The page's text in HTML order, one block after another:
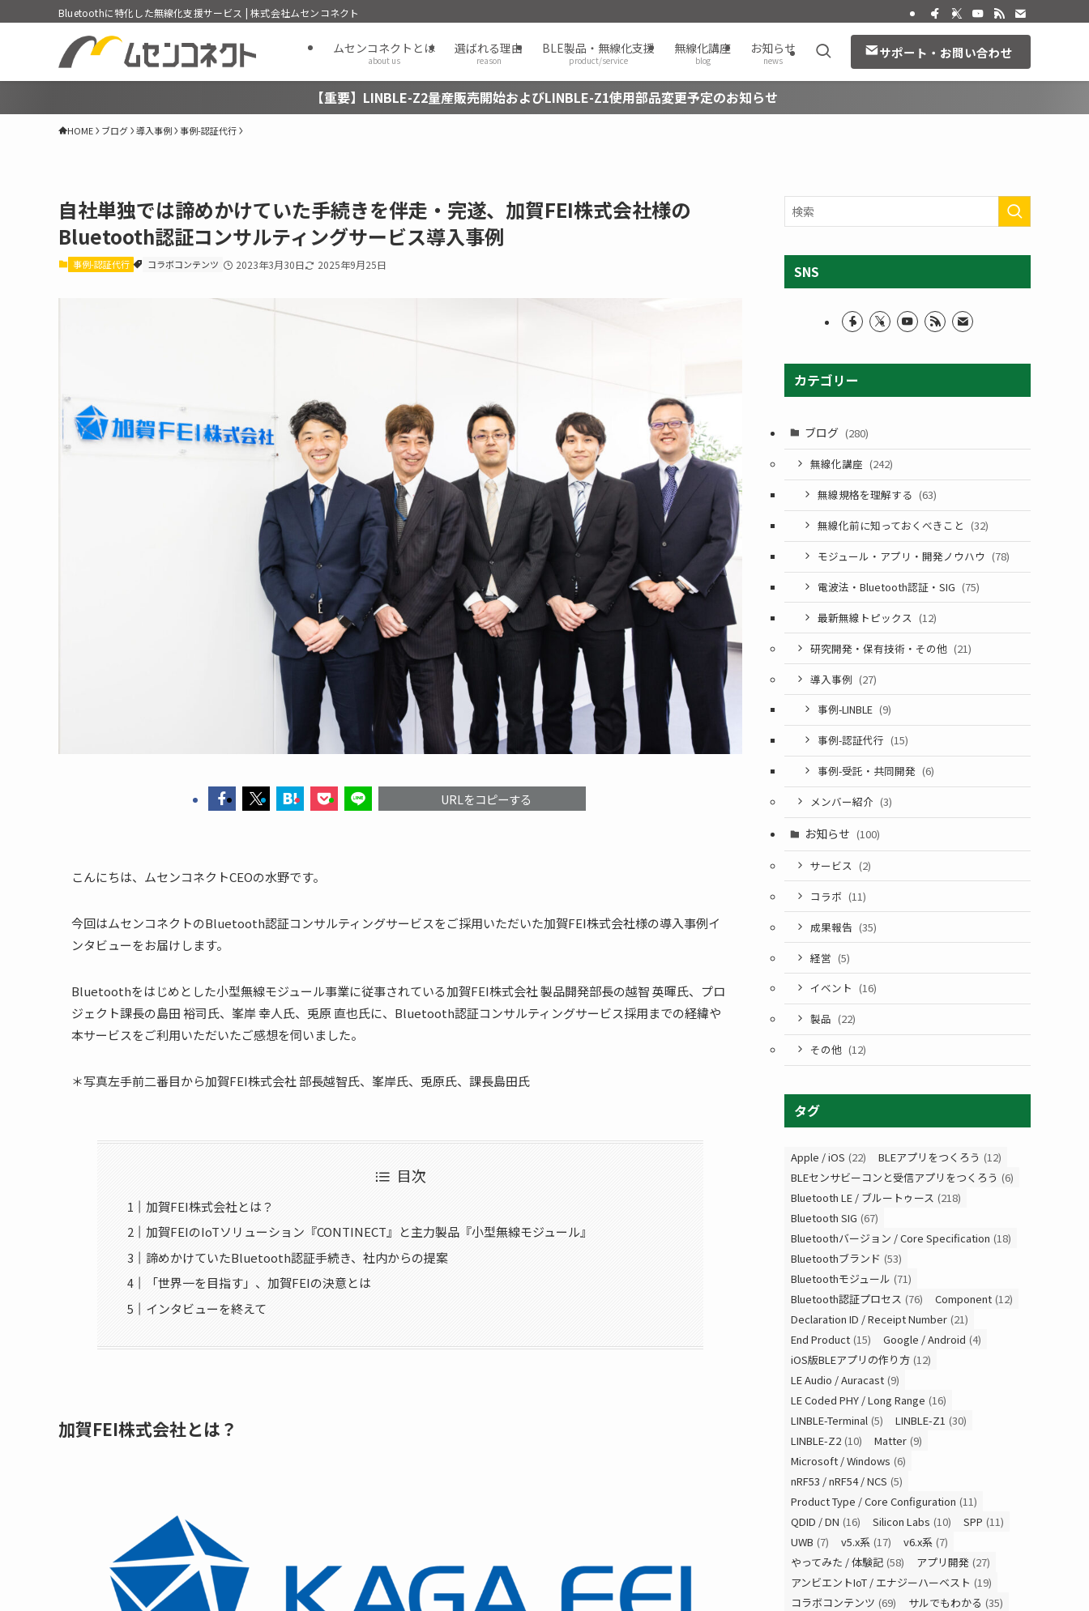
Bluetoothに特化した無線化支援サービス | 株式会社ムセンコネクト
ムセンコネクトとは
about us
選ばれる理由
reason
BLE製品・無線化支援
product/service
無線化講座
blog
お知らせ
news サポート・お問い合わせ
【重要】LINBLE-Z2量産販売開始およびLINBLE-Z1使用部品変更予定のお知らせ
HOME ブログ 導入事例 事例-認証代行
自社単独では諦めかけていた手続きを伴走・完遂、加賀FEI株式会社様の
Bluetooth認証コンサルティングサービス導入事例
事例-認証代行 コラボコンテンツ 2023年3月30日 2025年9月25日
URLをコピーする
こんにちは、ムセンコネクトCEOの水野です。
今回はムセンコネクトのBluetooth認証コンサルティングサービスをご採用いただいた加賀FEI株式会社様の導入事例イ
ンタビューをお届けします。
Bluetoothをはじめとした小型無線モジュール事業に従事されている加賀FEI株式会社 製品開発部長の越智 英暉氏、プロ
ジェクト課長の島田 裕司氏、峯岸 幸人氏、兎原 直也氏に、Bluetooth認証コンサルティングサービス採用までの経緯や
本サービスをご利用いただいたご感想を伺いました。
＊写真左手前二番目から加賀FEI株式会社 部長越智氏、峯岸氏、兎原氏、課長島田氏
目次
加賀FEI株式会社とは？
加賀FEIのIoTソリューション『CONTINECT』と主力製品『小型無線モジュール』
諦めかけていたBluetooth認証手続き、社内からの提案
「世界一を目指す」、加賀FEIの決意とは
インタビューを終えて
加賀FEI株式会社とは？
SNS
カテゴリー
ブログ (280)
無線化講座 (242)
無線規格を理解する (63)
無線化前に知っておくべきこと (32)
モジュール・アプリ・開発ノウハウ (78)
電波法・Bluetooth認証・SIG (75)
最新無線トピックス (12)
研究開発・保有技術・その他 (21)
導入事例 (27)
事例-LINBLE (9)
事例-認証代行 (15)
事例-受託・共同開発 (6)
メンバー紹介 (3)
お知らせ (100)
サービス (2)
コラボ (11)
成果報告 (35)
経営 (5)
イベント (16)
製品 (22)
その他 (12)
タグ
Apple / iOS (22) BLEアプリをつくろう (12)
BLEセンサビーコンと受信アプリをつくろう (6)
Bluetooth LE / ブルートゥース (218)
Bluetooth SIG (67)
Bluetoothバージョン / Core Specification (18)
Bluetoothブランド (53)
Bluetoothモジュール (71)
Bluetooth認証プロセス (76) Component (12)
Declaration ID / Receipt Number (21)
End Product (15) Google / Android (4)
iOS版BLEアプリの作り方 (12)
LE Audio / Auracast (9)
LE Coded PHY / Long Range (16)
LINBLE-Terminal (5) LINBLE-Z1 (30)
LINBLE-Z2 (10) Matter (9)
Microsoft / Windows (6)
nRF53 / nRF54 / NCS (5)
Product Type / Core Configuration (11)
QDID / DN (16) Silicon Labs (10) SPP (11)
UWB (7) v5.x系 (17) v6.x系 (7)
やってみた / 体験記 (58) アプリ開発 (27)
アンビエントIoT / エナジーハーベスト (19)
コラボコンテンツ (69) サルでもわかる (35)